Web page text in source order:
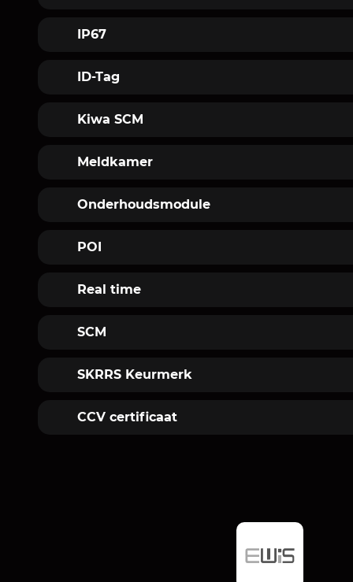
Global Positioning System
IP67
Classificatie om aan te geven dat een
ID-Tag
Identificatie sleutel voor chauffeurs
Kiwa SCM
TIC bedrijf: de instantie die zorgt voor
Meldkamer
Plaats waar 24 uur per dag, 7 dagen
Onderhoudsmodule
Module op de portal waarmee
POI
Point of interest
Real time
Wat er op dit moment gebeurt.
SCM
Stichting Certificering
SKRRS Keurmerk
Stichting Keurmerk Rit Registratie
CCV certificaat